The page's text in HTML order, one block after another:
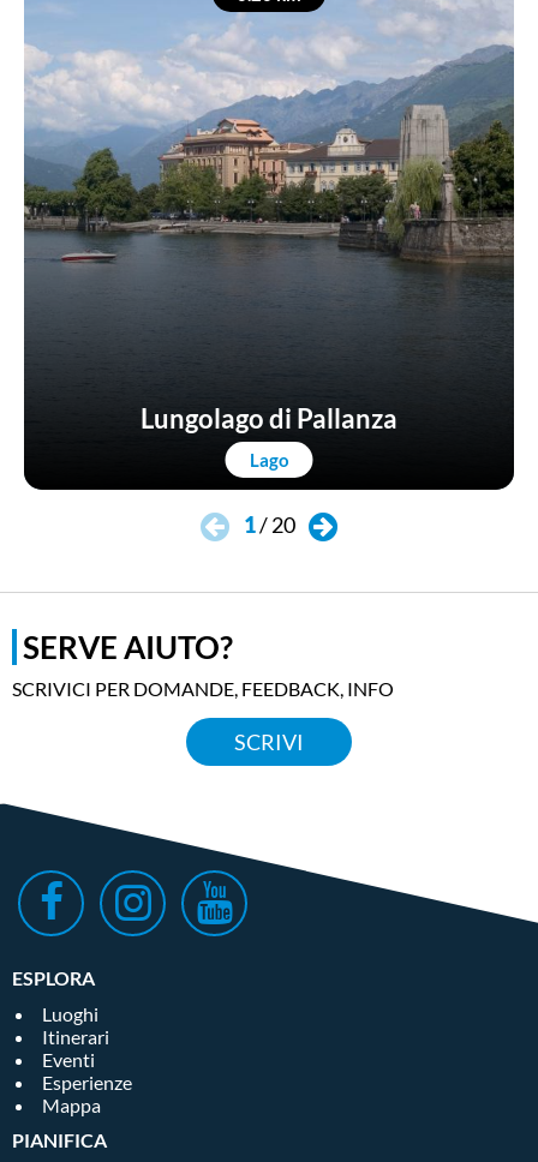
Lago
Lungolago di Pallanza
1/20
SERVE AIUTO?
SCRIVICI PER DOMANDE, FEEDBACK, INFO
SCRIVI
ESPLORA
Luoghi
Itinerari
Eventi
Esperienze
Mappa
PIANIFICA